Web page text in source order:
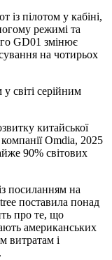
із пілотом у кабіні,
режимі та
GD01 змінює
на чотирьох
світі серійним
китайської
Omdia, 2025
90% світових
посиланням на
поставила понад
про те, що
американських
витратам і